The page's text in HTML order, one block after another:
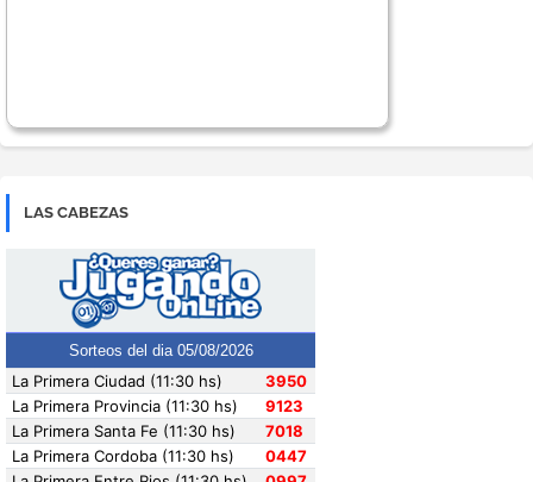
LAS CABEZAS